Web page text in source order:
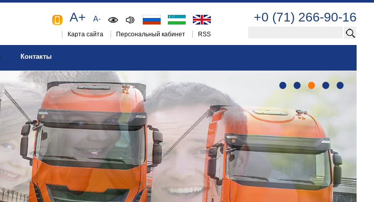
+0 (71) 266-90-16
A+ A-
Карта сайта Персональный кабинет RSS
Контакты
•••••